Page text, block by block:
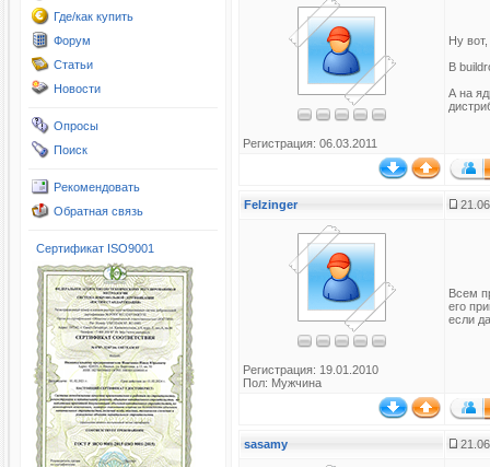
Где/как купить
Форум
Статьи
Новости
Опросы
Поиск
Рекомендовать
Обратная связь
Сертификат ISO9001
Регистрация: 06.03.2011
Ну
В
А на
Felzinger
Регистрация: 19.01.2010
Пол: Мужчина
Всем
его
если
sasamy